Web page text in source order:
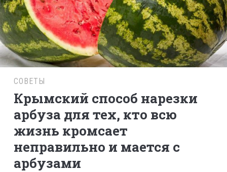
СОВЕТЫ
Крымский способ нарезки
арбуза для тех, кто всю
жизнь кромсает
неправильно и мается с
арбузами